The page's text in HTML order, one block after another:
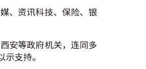
、资讯科技、保险、银
安等政府机关，连同多
支持。